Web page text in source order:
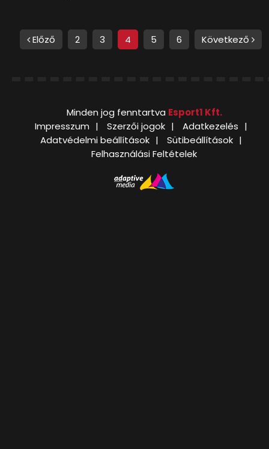
Előző 2 3 4 5 6 Következő
Minden jog fenntartva Esport1 Kft.
Impresszum
Szerzői jogok
Adatkezelés
Adatvédelmi beállítások
Sütibeállítások
Felhasználási Feltételek